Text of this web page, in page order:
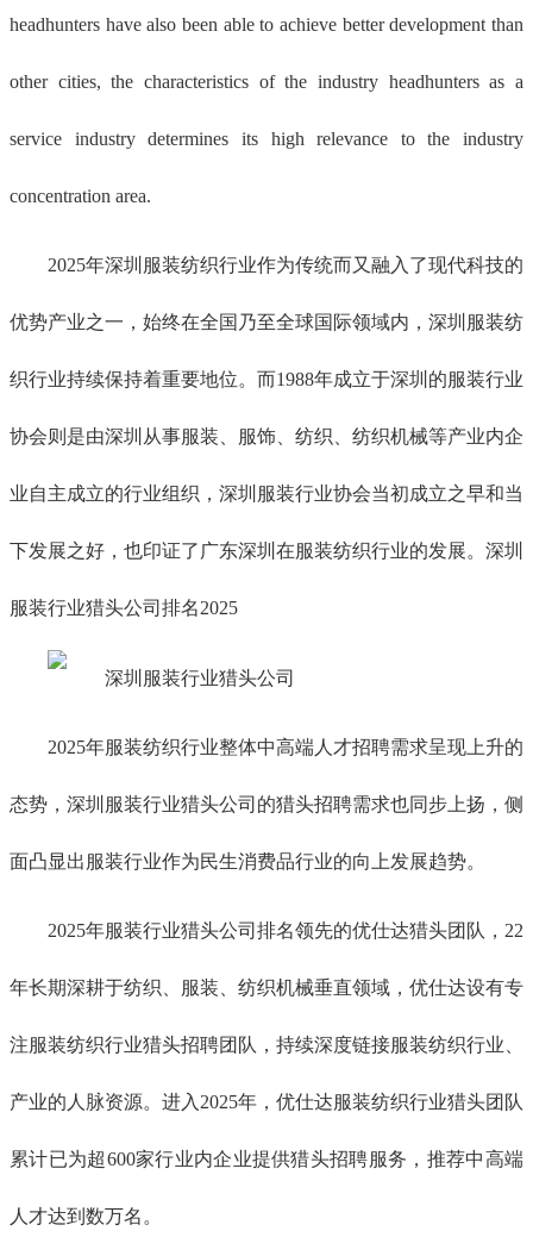
headhunters have also been able to achieve better development than
other cities, the characteristics of the industry headhunters as a
service industry determines its high relevance to the industry
concentration area.
2025年深圳服装纺织行业作为传统而又融入了现代科技的
优势产业之一，始终在全国乃至全球国际领域内，深圳服装纺
织行业持续保持着重要地位。而1988年成立于深圳的服装行业
协会则是由深圳从事服装、服饰、纺织、纺织机械等产业内企
业自主成立的行业组织，深圳服装行业协会当初成立之早和当
下发展之好，也印证了广东深圳在服装纺织行业的发展。深圳
服装行业猎头公司排名2025
2025年服装纺织行业整体中高端人才招聘需求呈现上升的
态势，深圳服装行业猎头公司的猎头招聘需求也同步上扬，侧
面凸显出服装行业作为民生消费品行业的向上发展趋势。
2025年服装行业猎头公司排名领先的优仕达猎头团队，22
年长期深耕于纺织、服装、纺织机械垂直领域，优仕达设有专
注服装纺织行业猎头招聘团队，持续深度链接服装纺织行业、
产业的人脉资源。进入2025年，优仕达服装纺织行业猎头团队
累计已为超600家行业内企业提供猎头招聘服务，推荐中高端
人才达到数万名。